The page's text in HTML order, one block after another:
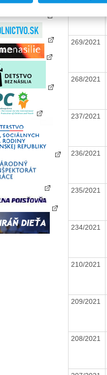
270/2021
269/2021
268/2021
237/2021
236/2021
235/2021
234/2021
210/2021
209/2021
208/2021